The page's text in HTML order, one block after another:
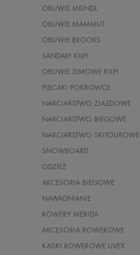
OBUWIE MEINDL
OBUWIE MAMMUT
OBUWIE BROOKS
SANDAŁY KILPI
OBUWIE ZIMOWE KILPI
PLECAKI POKROWCE
NARCIARSTWO ZJAZDOWE
NARCIARSTWO BIEGOWE
NARCIARSTWO SKITOUROWE
SNOWBOARD
ODZIEŻ
AKCESORIA BIEGOWE
NAWADNIANIE
ROWERY MERIDA
AKCESORIA ROWEROWE
KASKI ROWEROWE UVEX